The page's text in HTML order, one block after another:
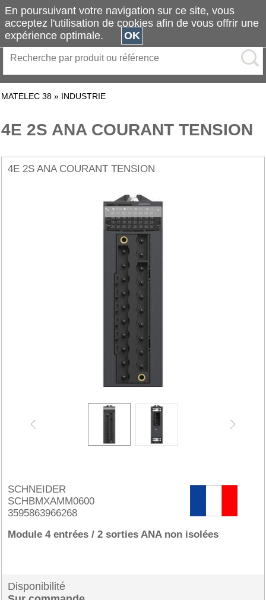
MATELEC 38 » INDUSTRIE
4E 2S ANA COURANT TENSION
4E 2S ANA COURANT TENSION
SCHNEIDER
SCHBMXAMM0600
3595863966268
Module 4 entrées / 2 sorties ANA non isolées
Disponibilité
En poursuivant votre navigation sur ce site, vous
acceptez l'utilisation de cookies afin de vous offrir une
expérience optimale.
OK